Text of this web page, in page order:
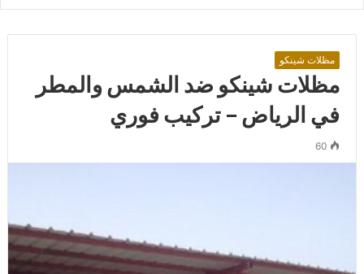
مظلات شينكو
مظلات شينكو ضد الشمس والمطر
في الرياض – تركيب فوري
60